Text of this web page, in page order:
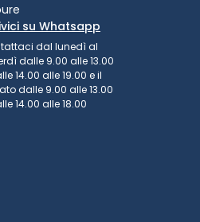
su Whatsapp
dal lunedì al
dalle 9.00 alle 13.00
14.00 alle 19.00 e il
dalle 9.00 alle 13.00
14.00 alle 18.00